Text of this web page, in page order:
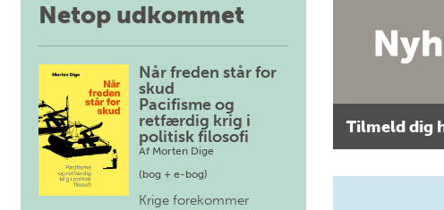
Netop udkommet
Når freden står for
skud
Pacifisme og
retfærdig krig i
politisk filosofi
Af Morten Dige
(bog + e-bog)
Krige forekommer
Tilmeld dig